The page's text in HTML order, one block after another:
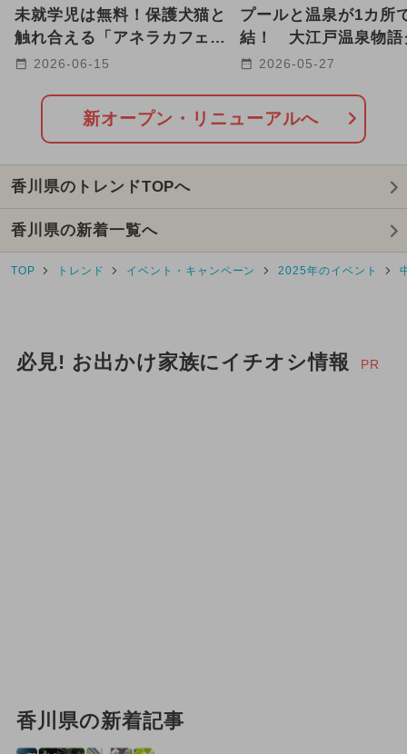
2024年11月のイベント
2025年2月のイベント
2026年8月のイベント
2024年4月のイベント
2024年9月のイベント
2026年7月のイベント
2025年8月のイベント
イルミネーション
未就学児は無料！保護犬猫と
触れ合える「アネラカフェ
高松中央店」が香川にオープ
2026-06-15
プールと温泉が1カ所
結！ 大江戸温泉物語
プ、全国16施設で夏
2026-05-27
新オープン・リニューアルへ
香川県のトレンドTOPへ
香川県の新着一覧へ
TOP トレンド イベント・キャンペーン 2025年のイベント
必見! お出かけ家族にイチオシ情報 PR
香川県の新着記事